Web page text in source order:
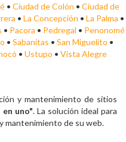
• Ciudad de Colón • Ciudad de
• La Concepción • La Palma •
• Pacora • Pedregal • Penonomé
• Sabanitas • San Miguelito •
• Ustupo • Vista Alegre
y mantenimiento de sitios
uno". La solución ideal para
mantenimiento de su web.